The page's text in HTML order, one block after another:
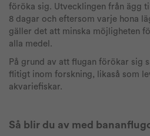
föröka sig. Utvecklingen från ägg
8 dagar och eftersom varje hona
gäller det att minska möjligheten
alla medel.
På grund av att flugan förökar sig
flitigt inom forskning, likaså som
akvariefiskar.
Så blir du av med